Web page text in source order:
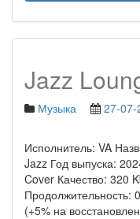
Jazz
Музыка 27-07-
Исполнитель: VA
Jazz Год выпуска:
Cover Качество: 320
Продолжительность:
(+5% на